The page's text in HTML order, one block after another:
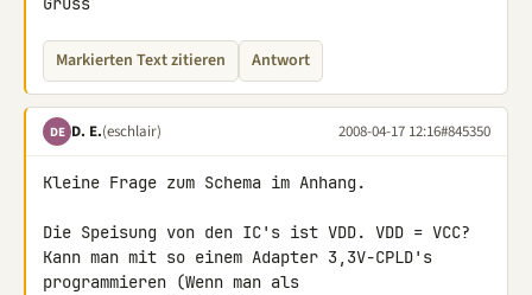
Markierten Text zitieren Antwort
DE D. E.(eschlair) 2008-04-17 12:16#845350
Kleine Frage zum Schema im Anhang.
Die Speisung von den IC's ist VDD. VDD = VCC?
Kann man mit so einem Adapter 3,3V-CPLD's
programmieren (Wenn man als